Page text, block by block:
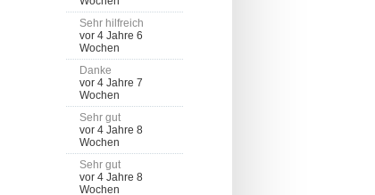
Sehr hilfreich
vor 4 Jahre 6
Wochen
Danke
vor 4 Jahre 7
Wochen
Sehr gut
vor 4 Jahre 8
Wochen
Sehr gut
vor 4 Jahre 8
Wochen